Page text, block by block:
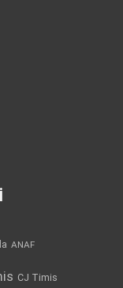
ANAF
CJ Timis